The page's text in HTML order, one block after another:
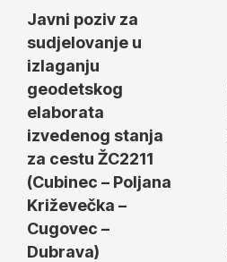
Javni poziv za
sudjelovanje u
izlaganju
geodetskog
elaborata
izvedenog stanja
za cestu ŽC2211
(Cubinec – Poljana
Križevečka –
Cugovec –
Dubrava)